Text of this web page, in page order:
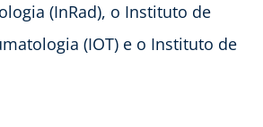
(InRad), o Instituto de
(IOT) e o Instituto de